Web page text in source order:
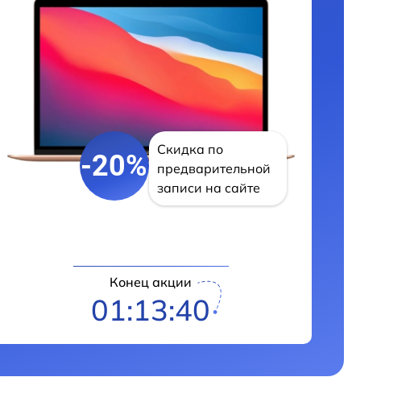
-20%
Скидка по
предварительной
записи на сайте
Конец акции
01:13:40